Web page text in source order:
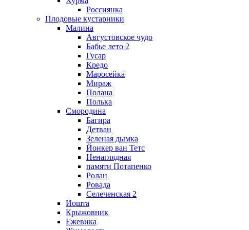
Россиянка
Плодовые кустарники
Малина
Августовское чудо
Бабье лето 2
Гусар
Кредо
Маросейка
Мираж
Полана
Полька
Смородина
Багира
Детван
Зеленая дымка
Йонкер ван Тетс
Ненаглядная
памяти Потапенко
Ролан
Ровада
Селеченская 2
Иошта
Крыжовник
Ежевика